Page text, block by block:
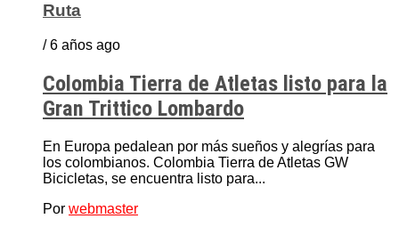
Ruta
/ 6 años ago
Colombia Tierra de Atletas listo para la
Gran Trittico Lombardo
En Europa pedalean por más sueños y alegrías para
los colombianos. Colombia Tierra de Atletas GW
Bicicletas, se encuentra listo para...
Por webmaster